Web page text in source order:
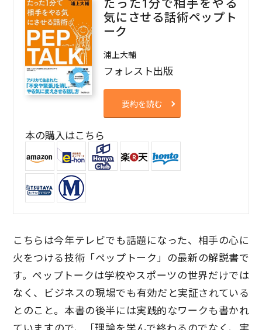
たった1分で相手をやる
気にさせる話術ペップト
ーク
浦上大輔
フォレスト出版
要約を読む
本の購入はこちら
こちらは今年テレビでも話題になった、相手の心に
火をつける技術「ペップトーク」の最新の解説書で
す。ペップトークは学校やスポーツの世界だけでは
なく、ビジネスの現場でも有効だと実証されている
とのこと。本書の後半には実践的なワークも書かれ